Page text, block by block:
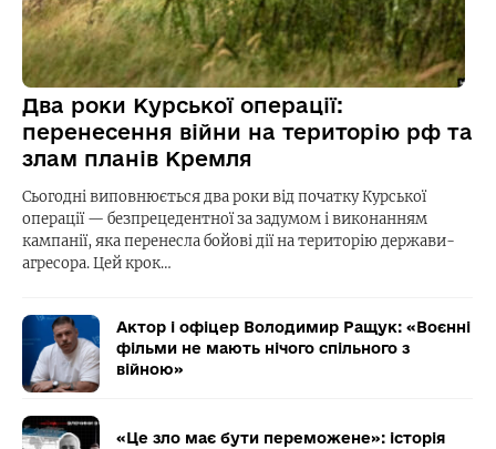
Два роки Курської операції:
перенесення війни на територію рф та
злам планів Кремля
Сьогодні виповнюється два роки від початку Курської
операції — безпрецедентної за задумом і виконанням
кампанії, яка перенесла бойові дії на територію держави-
агресора. Цей крок…
Актор і офіцер Володимир Ращук: «Воєнні
фільми не мають нічого спільного з
війною»
«Це зло має бути переможене»: історія